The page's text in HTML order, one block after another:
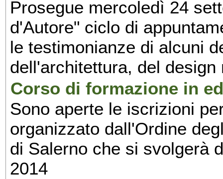
Prosegue mercoledì 24
d'Autore" ciclo di
le testimonianze di alcuni
dell'architettura, del
Corso di formazione in
Sono aperte le iscrizioni
organizzato dall'Ordine
di Salerno che si svolgerà
2014